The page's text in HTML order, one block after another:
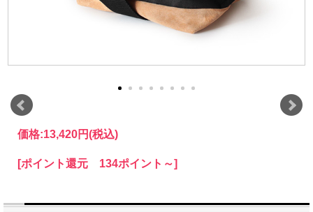
価格:13,420円(税込)
[ポイント還元 134ポイント～]